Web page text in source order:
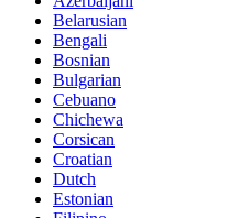
Belarusian
Bengali
Bosnian
Bulgarian
Cebuano
Chichewa
Corsican
Croatian
Dutch
Estonian